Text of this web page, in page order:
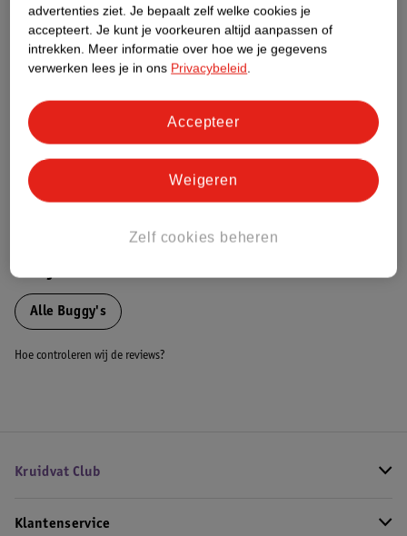
Etiketinformatie
Nature Impact Score
Meer informatie
Bestel & Bezorginformatie
Bekijk ook
Alle Buggy's
Hoe controleren wij de reviews?
Kruidvat Club
Klantenservice
advertenties ziet. Je bepaalt zelf welke cookies je
accepteert. Je kunt je voorkeuren altijd aanpassen of
intrekken. Meer informatie over hoe we je gegevens
verwerken lees je in ons Privacybeleid.
Zelf cookies beheren
Weigeren
Accepteer